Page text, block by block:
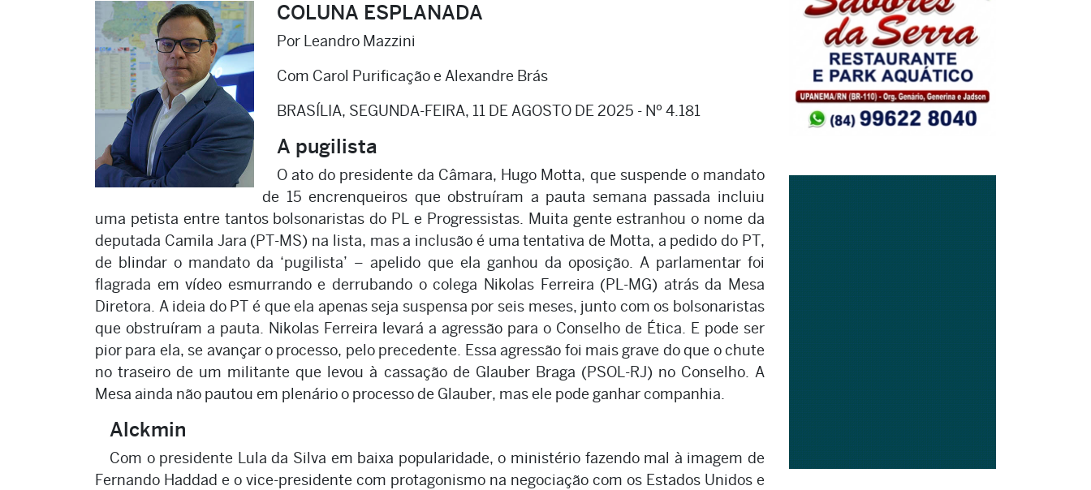
COLUNA ESPLANADA
Por Leandro Mazzini
Com Carol Purificação e Alexandre Brás
BRASÍLIA, SEGUNDA-FEIRA, 11 DE AGOSTO DE 2025 - Nº 4.181
A pugilista
O ato do presidente da Câmara, Hugo Motta, que suspende o mandato
de 15 encrenqueiros que obstruíram a pauta semana passada incluiu
uma petista entre tantos bolsonaristas do PL e Progressistas. Muita gente estranhou o nome da
deputada Camila Jara (PT-MS) na lista, mas a inclusão é uma tentativa de Motta, a pedido do PT,
de blindar o mandato da ‘pugilista’ – apelido que ela ganhou da oposição. A parlamentar foi
flagrada em vídeo esmurrando e derrubando o colega Nikolas Ferreira (PL-MG) atrás da Mesa
Diretora. A ideia do PT é que ela apenas seja suspensa por seis meses, junto com os bolsonaristas
que obstruíram a pauta. Nikolas Ferreira levará a agressão para o Conselho de Ética. E pode ser
pior para ela, se avançar o processo, pelo precedente. Essa agressão foi mais grave do que o chute
no traseiro de um militante que levou à cassação de Glauber Braga (PSOL-RJ) no Conselho. A
Mesa ainda não pautou em plenário o processo de Glauber, mas ele pode ganhar companhia.
Alckmin
Com o presidente Lula da Silva em baixa popularidade, o ministério fazendo mal à imagem de
Fernando Haddad e o vice-presidente com protagonismo na negociação com os Estados Unidos e